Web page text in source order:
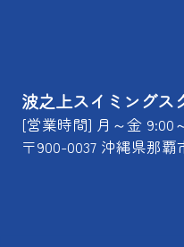
波之上スイミングス
[営業時間] 月～金 9:00
〒900-0037 沖縄県那覇